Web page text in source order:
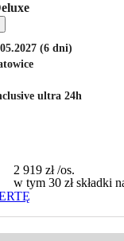
(6 dni)
ultra 24h
2 919 zł/os.
w tym 30 zł składki